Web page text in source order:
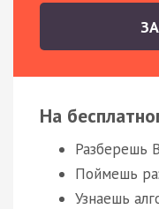
На
Разберешь
Поймешь
Узнаешь